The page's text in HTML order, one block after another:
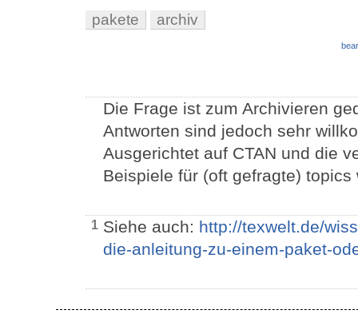
pakete archiv
Die Frage ist zum Archivieren
Antworten sind jedoch sehr
Ausgerichtet auf CTAN und die
Beispiele für (oft gefragte)
1 Siehe auch: http://texwelt.de/
die-anleitung-zu-einem-paket-